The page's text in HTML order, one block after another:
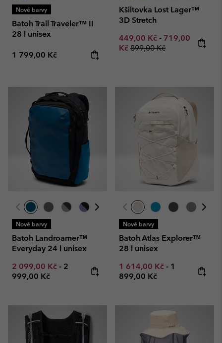
Nové barvy
Batoh Trail Traveler™ II
28 l unisex
Regular price:
1 799,00 Kč
Kšiltovka Lost Lager™
3D Stretch
Minimum sale price:
449,00 Kč - Maximum sale
719,00
Kč Regular price:
899,00 Kč
Nové barvy
Batoh Landroamer™
Everyday 24 l unisex
Minimum sale price:
2 099,00 Kč - Maximum price:
2
999,00 Kč
Nové barvy
Batoh Atlas Explorer™
28 l unisex
Minimum sale price:
1 614,00 Kč - Maximum
1
899,00 Kč